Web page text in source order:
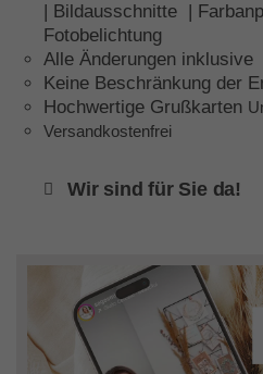
| Bildausschnitte |
Fotobelichtung
Alle Änderungen inklusive
Keine Beschränkung der
Hochwertige Grußkarten
Versandkostenfrei
Wir sind für Sie da!